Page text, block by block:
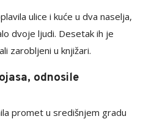
ulice i kuće u dva naselja,
dvoje ljudi. Desetak ih je
zarobljeni u knjižari.
odnosile
promet u središnjem gradu